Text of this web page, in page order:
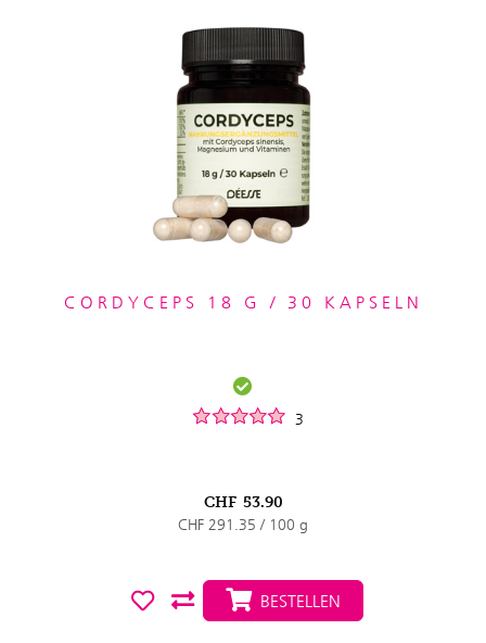
CORDYCEPS 18 G / 30 KAPSELN
3
CHF 53.90
CHF 291.35 / 100 g
BESTELLEN